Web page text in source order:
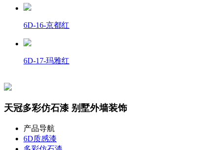
6D-16-京都红
6D-17-玛雅红
天冠多彩仿石漆 别墅外墙装饰
产品导航
6D质感漆